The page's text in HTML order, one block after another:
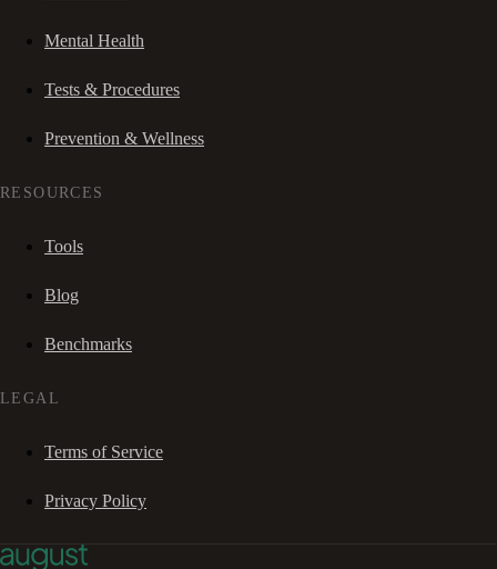
Mental Health
Tests & Procedures
Prevention & Wellness
RESOURCES
Tools
Blog
Benchmarks
LEGAL
Terms of Service
Privacy Policy